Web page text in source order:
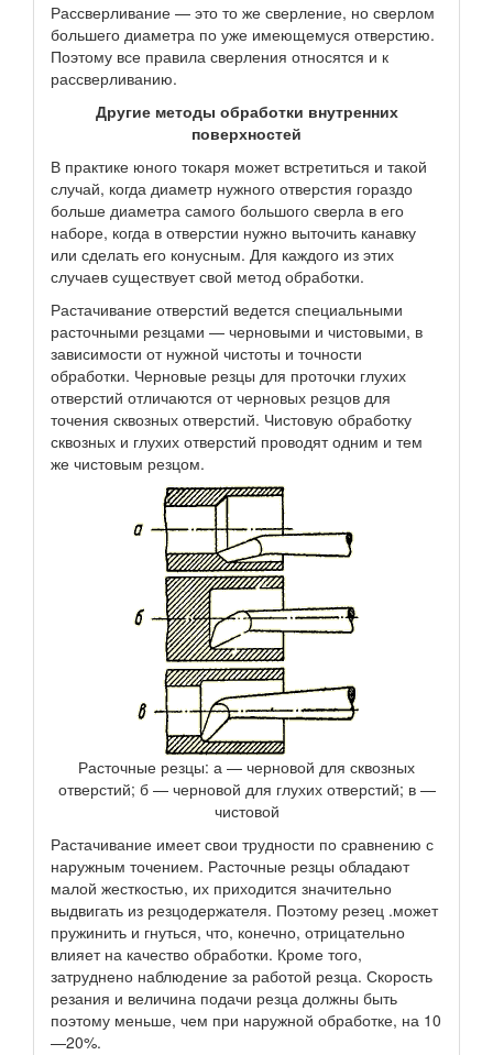
Рассверливание — это то же сверление, но сверлом
большего диаметра по уже имеющемуся отверстию.
Поэтому все правила сверления относятся и к
рассверливанию.
Другие методы обработки внутренних
поверхностей
В практике юного токаря может встретиться и такой
случай, когда диаметр нужного отверстия гораздо
больше диаметра самого большого сверла в его
наборе, когда в отверстии нужно выточить канавку
или сделать его конусным. Для каждого из этих
случаев существует свой метод обработки.
Растачивание отверстий ведется специальными
расточными резцами — черновыми и чистовыми, в
зависимости от нужной чистоты и точности
обработки. Черновые резцы для проточки глухих
отверстий отличаются от черновых резцов для
точения сквозных отверстий. Чистовую обработку
сквозных и глухих отверстий проводят одним и тем
же чистовым резцом.
Расточные резцы: а — черновой для сквозных
отверстий; б — черновой для глухих отверстий; в —
чистовой
Растачивание имеет свои трудности по сравнению с
наружным точением. Расточные резцы обладают
малой жесткостью, их приходится значительно
выдвигать из резцодержателя. Поэтому резец .может
пружинить и гнуться, что, конечно, отрицательно
влияет на качество обработки. Кроме того,
затруднено наблюдение за работой резца. Скорость
резания и величина подачи резца должны быть
поэтому меньше, чем при наружной обработке, на 10
—20%.